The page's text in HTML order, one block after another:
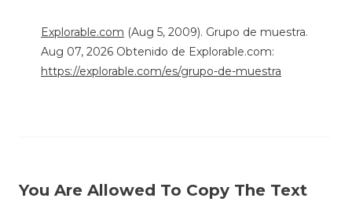
Explorable.com (Aug 5, 2009). Grupo de muestra.
Aug 07, 2026 Obtenido de Explorable.com:
https://explorable.com/es/grupo-de-muestra
You Are Allowed To Copy The Text